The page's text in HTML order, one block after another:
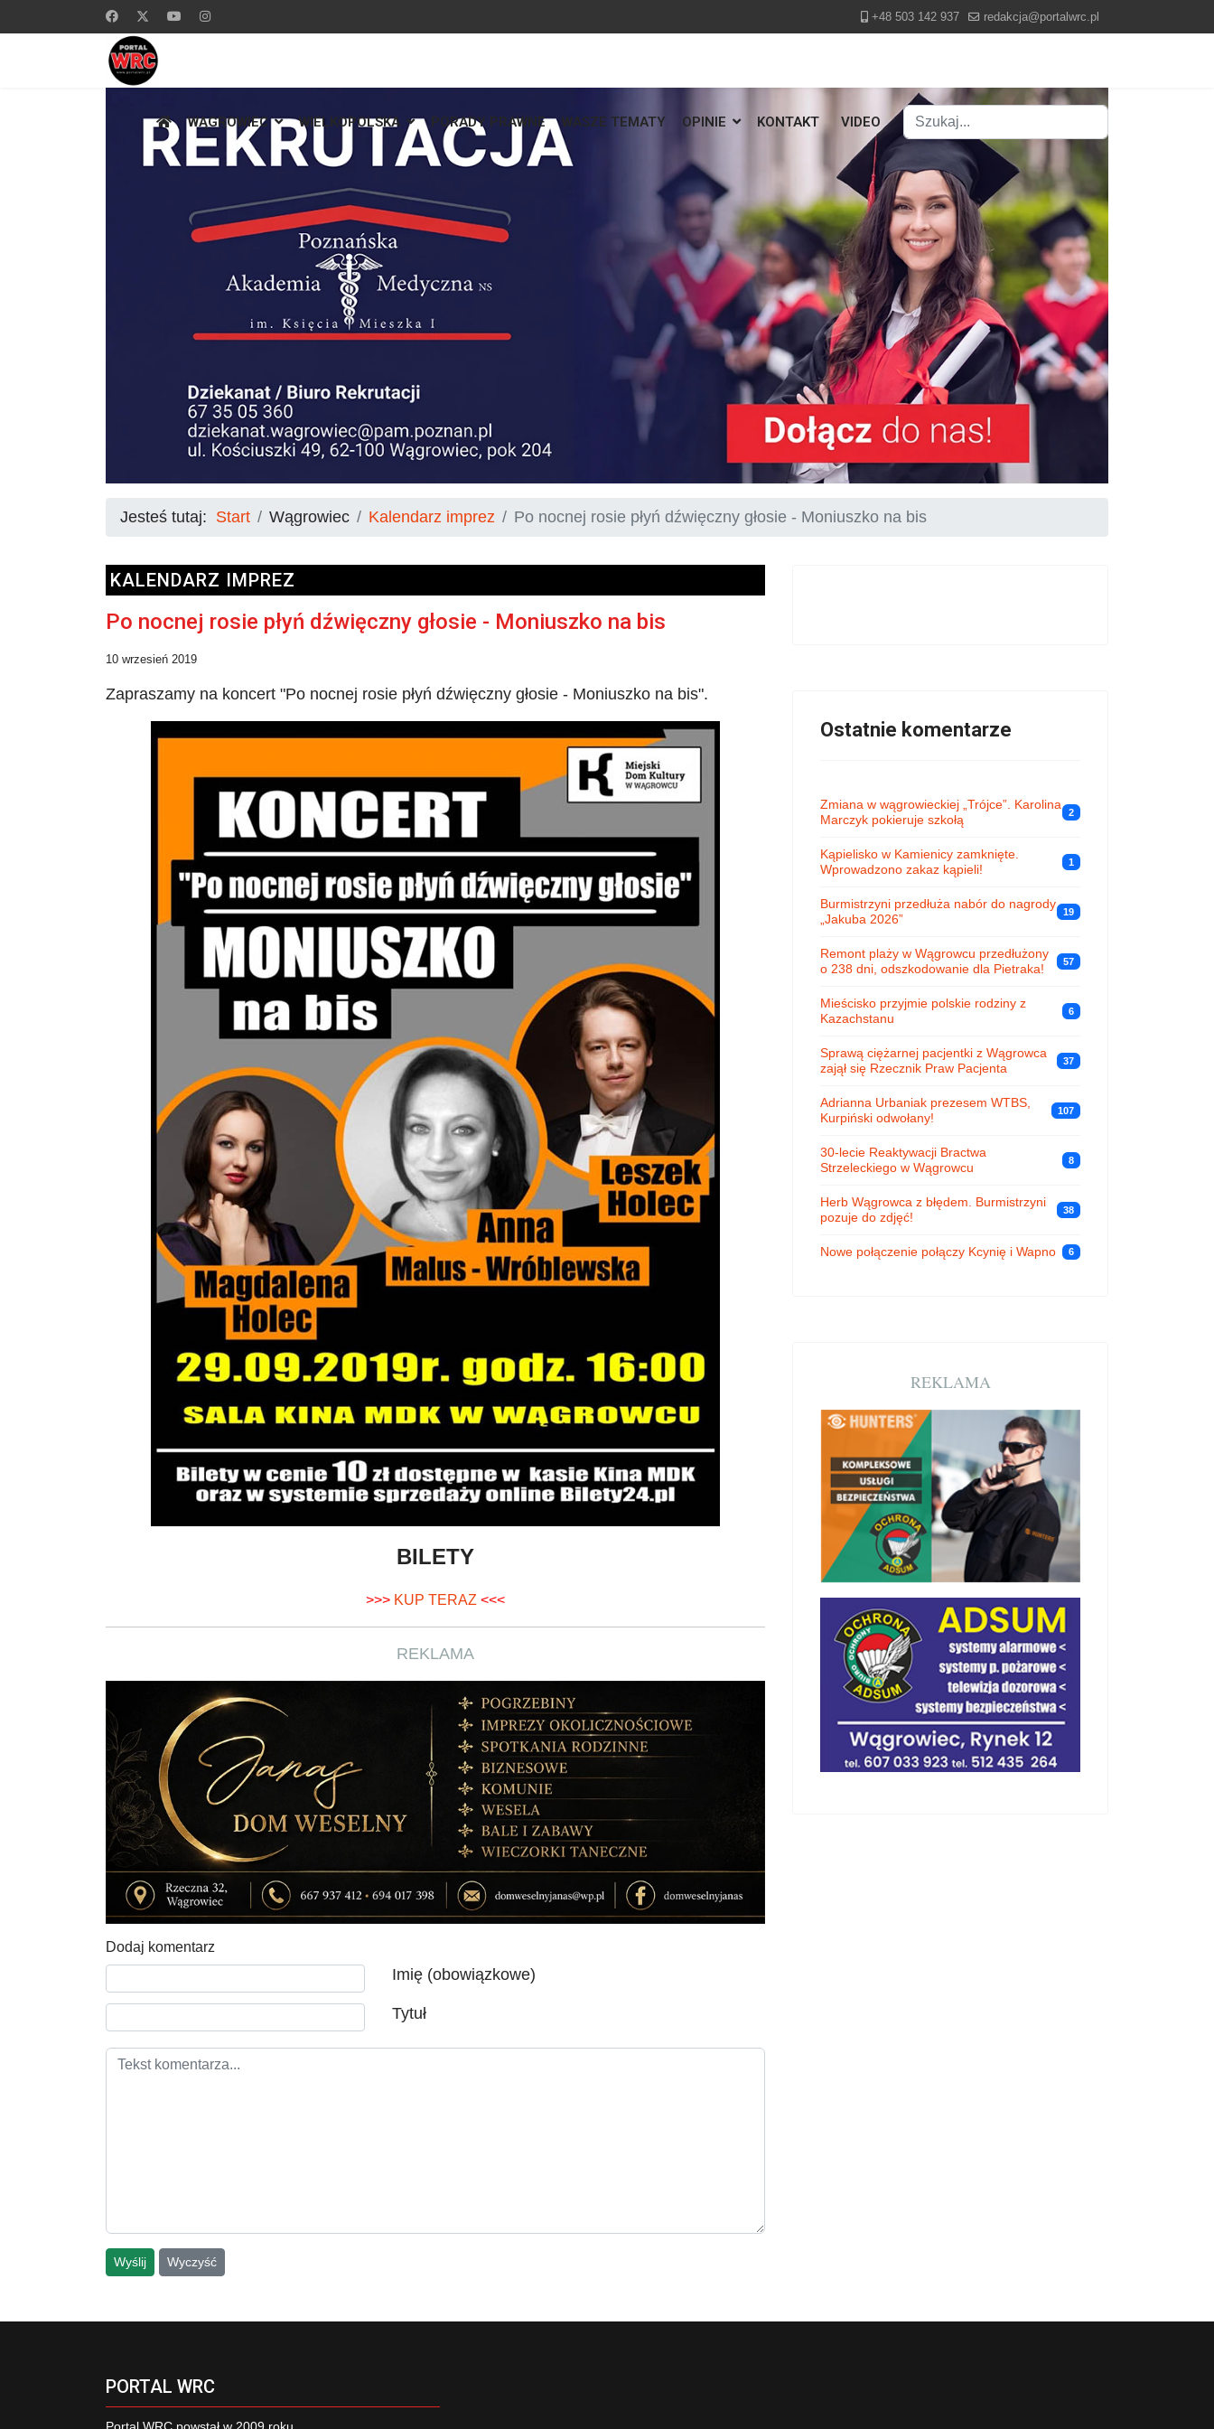
+48 503 142 937 redakcja@portalwrc.pl
WĄGROWIEC WIELKOPOLSKA PORADY PRAWNE WASZE TEMATY OPINIE KONTAKT VIDEO
Szukaj
Type 2 or more characters for results.
Jesteś tutaj: Start Wągrowiec Kalendarz imprez Po nocnej rosie płyń dźwięczny głosie - Moniuszko na bis
KALENDARZ IMPREZ
Po nocnej rosie płyń dźwięczny głosie - Moniuszko na bis
10 wrzesień 2019
Zapraszamy na koncert "Po nocnej rosie płyń dźwięczny głosie - Moniuszko na bis".
BILETY
>>> KUP TERAZ <<<
REKLAMA
Dodaj komentarz
Imię (obowiązkowe)
Tytuł
Tekst komentarza
Wyślij Wyczyść
Ostatnie komentarze
Zmiana w wągrowieckiej „Trójce”. Karolina
Marczyk pokieruje szkołą
2
Kąpielisko w Kamienicy zamknięte.
Wprowadzono zakaz kąpieli!
1
Burmistrzyni przedłuża nabór do nagrody
„Jakuba 2026”
19
Remont plaży w Wągrowcu przedłużony
o 238 dni, odszkodowanie dla Pietraka!
57
Mieścisko przyjmie polskie rodziny z
Kazachstanu
6
Sprawą ciężarnej pacjentki z Wągrowca
zajął się Rzecznik Praw Pacjenta
37
Adrianna Urbaniak prezesem WTBS,
Kurpiński odwołany!
107
30-lecie Reaktywacji Bractwa
Strzeleckiego w Wągrowcu
8
Herb Wągrowca z błędem. Burmistrzyni
pozuje do zdjęć!
38
Nowe połączenie połączy Kcynię i Wapno 6
REKLAMA
PORTAL WRC